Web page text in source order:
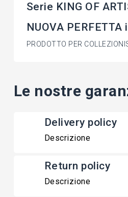
Serie KING OF
NUOVA
PRODOTTO PER
Le nostre
Delivery policy
Descrizione
Return policy
Descrizione